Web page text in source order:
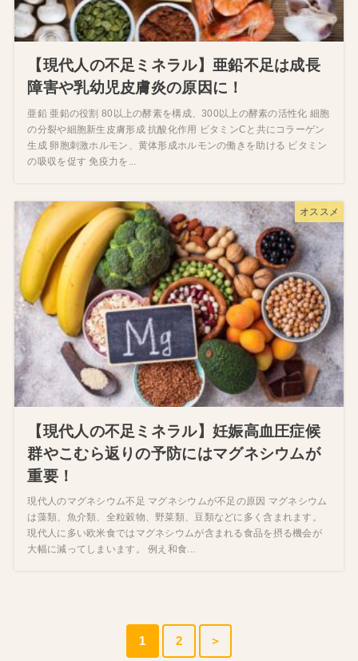
【現代人の不足ミネラル】亜鉛不足は成長
障害や乳幼児皮膚炎の原因に！
亜鉛 亜鉛の役割 80以上の酵素を構成、300以上の酵素の活性化 細胞
の分裂や細胞新生皮膚形成 抗酸化作用 ビタミンCと共にコラーゲン
生成 卵胞刺激ホルモン、黄体形成ホルモンの働きを助ける ビタミン
の吸収を促す 免疫力を...
オススメ
【現代人の不足ミネラル】妊娠高血圧症候
群やこむら返りの予防にはマグネシウムが
重要！
現代人のマグネシウム不足 マグネシウムが不足の原因 マグネシウム
は藻類、魚介類、全粒穀物、野菜類、豆類などに多く含まれます。
現代人に多い欧米食ではマグネシウムが含まれる食品を摂る機会が
大幅に減ってしまいます。 例え和食...
1 2 ＞